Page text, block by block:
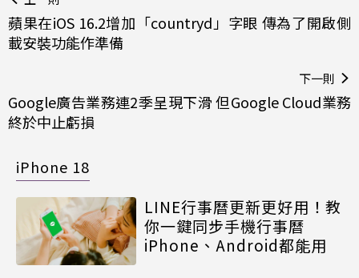
蘋果在iOS 16.2增加「countryd」字眼 傳為了開啟側
載安裝功能作準備
下一則
Google廣告業務連2季呈現下滑 但Google Cloud業務
終於中止虧損
iPhone 18
LINE行事曆更新更好用！教
你一鍵同步手機行事曆
iPhone、Android都能用